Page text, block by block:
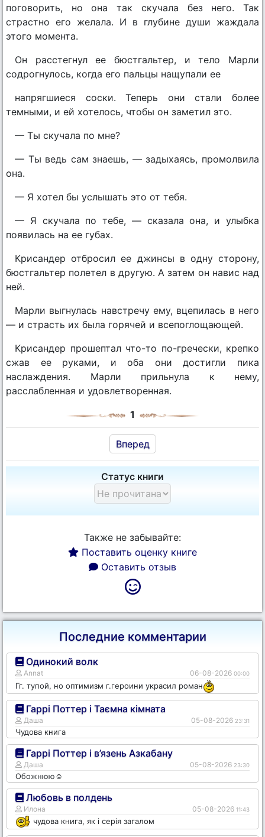
поговорить, но она так скучала без него. Так
страстно его желала. И в глубине души жаждала
этого момента.
Он расстегнул ее бюстгальтер, и тело Марли
содрогнулось, когда его пальцы нащупали ее
напрягшиеся соски. Теперь они стали более
темными, и ей хотелось, чтобы он заметил это.
— Ты скучала по мне?
— Ты ведь сам знаешь, — задыхаясь, промолвила
она.
— Я хотел бы услышать это от тебя.
— Я скучала по тебе, — сказала она, и улыбка
появилась на ее губах.
Крисандер отбросил ее джинсы в одну сторону,
бюстгальтер полетел в другую. А затем он навис над
ней.
Марли выгнулась навстречу ему, вцепилась в него
— и страсть их была горячей и всепоглощающей.
Крисандер прошептал что-то по-гречески, крепко
сжав ее руками, и оба они достигли пика
наслаждения. Марли прильнула к нему,
расслабленная и удовлетворенная.
1
Вперед
Статус книги
Также не забывайте:
Поставить оценку книге
Оставить отзыв
Последние комментарии
Одинокий волк
Annat 06-08-2026 00:00
Гг. тупой, но оптимизм г.героини украсил роман
Гаррі Поттер і Таємна кімната
Даша 05-08-2026 23:31
Чудова книга
Гаррі Поттер і в’язень Азкабану
Даша 05-08-2026 23:30
Обожнюю☺️
Любовь в полдень
Илона 05-08-2026 11:43
чудова книга, як і серія загалом